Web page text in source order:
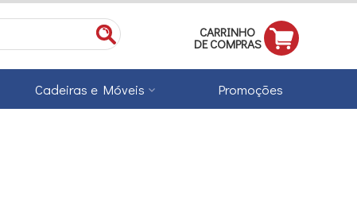
CARRINHO
DE COMPRAS
Cadeiras e Móveis Promoções